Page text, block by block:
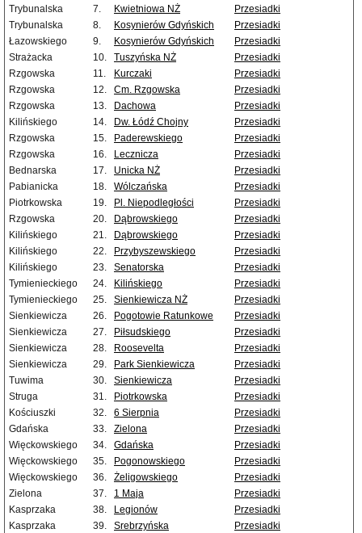
Trybunalska
7. Kwietniowa NŻ
Przesiadki
Trybunalska
8. Kosynierów Gdyńskich
Przesiadki
Łazowskiego
9. Kosynierów Gdyńskich
Przesiadki
Strażacka
10. Tuszyńska NŻ
Przesiadki
Rzgowska
11. Kurczaki
Przesiadki
Rzgowska
12. Cm. Rzgowska
Przesiadki
Rzgowska
13. Dachowa
Przesiadki
Kilińskiego
14. Dw. Łódź Chojny
Przesiadki
Rzgowska
15. Paderewskiego
Przesiadki
Rzgowska
16. Lecznicza
Przesiadki
Bednarska
17. Unicka NŻ
Przesiadki
Pabianicka
18. Wólczańska
Przesiadki
Piotrkowska
19. Pl. Niepodległości
Przesiadki
Rzgowska
20. Dąbrowskiego
Przesiadki
Kilińskiego
21. Dąbrowskiego
Przesiadki
Kilińskiego
22. Przybyszewskiego
Przesiadki
Kilińskiego
23. Senatorska
Przesiadki
Tymienieckiego
24. Kilińskiego
Przesiadki
Tymienieckiego
25. Sienkiewicza NŻ
Przesiadki
Sienkiewicza
26. Pogotowie Ratunkowe
Przesiadki
Sienkiewicza
27. Piłsudskiego
Przesiadki
Sienkiewicza
28. Roosevelta
Przesiadki
Sienkiewicza
29. Park Sienkiewicza
Przesiadki
Tuwima
30. Sienkiewicza
Przesiadki
Struga
31. Piotrkowska
Przesiadki
Kościuszki
32. 6 Sierpnia
Przesiadki
Gdańska
33. Zielona
Przesiadki
Więckowskiego
34. Gdańska
Przesiadki
Więckowskiego
35. Pogonowskiego
Przesiadki
Więckowskiego
36. Żeligowskiego
Przesiadki
Zielona
37. 1 Maja
Przesiadki
Kasprzaka
38. Legionów
Przesiadki
Kasprzaka
39. Srebrzyńska
Przesiadki